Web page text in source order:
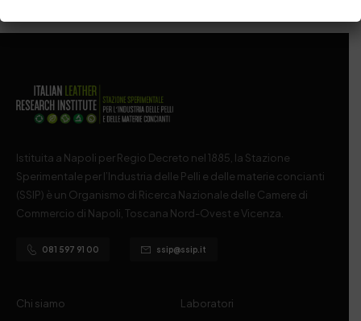
Istituita a Napoli per Regio Decreto nel 1885, la Stazione
Sperimentale per l’Industria delle Pelli e delle materie concianti
(SSIP) è un Organismo di Ricerca Nazionale delle Camere di
Commercio di Napoli, Toscana Nord-Ovest e Vicenza.
081 597 91 00 ssip@ssip.it
Chi siamo
Laboratori